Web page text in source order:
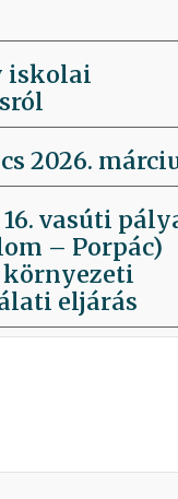
iskolai
2026.
16. vasúti
– Porpác)
környezeti
eljárás